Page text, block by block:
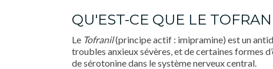
QU'EST-CE QUE LE
Le Tofranil(principe actif : imipramine) est un
troubles anxieux sévères, et de certaines formes
de sérotonine dans le système nerveux central.